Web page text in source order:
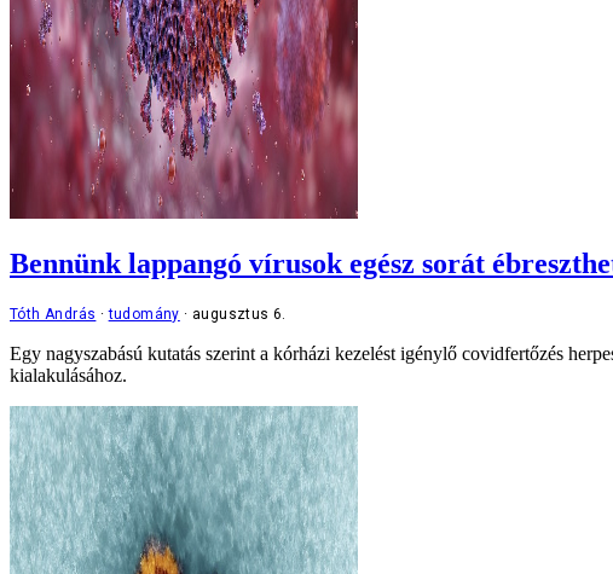
Bennünk lappangó vírusok egész sorát
Tóth András tudomány augusztus 6.
Egy nagyszabású kutatás szerint a kórházi kezelést igénylő covidfertőzés
kialakulásához.